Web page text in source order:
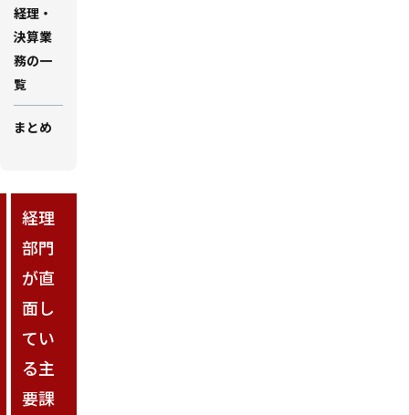
経理・
決算業
務の一
覧
まとめ
経理
部門
が直
面し
てい
る主
要課